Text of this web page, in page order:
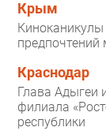
Крым
предпочтений
Краснодар
Глава Адыгеи
филиала
республики